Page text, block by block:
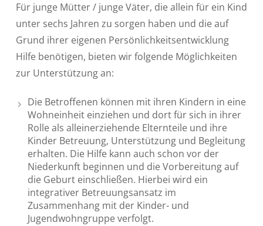
Für junge Mütter / junge Väter, die allein für ein Kind
unter sechs Jahren zu sorgen haben und die auf
Grund ihrer eigenen Persönlichkeitsentwicklung
Hilfe benötigen, bieten wir folgende Möglichkeiten
zur Unterstützung an:
Die Betroffenen können mit ihren Kindern in eine
Wohneinheit einziehen und dort für sich in ihrer
Rolle als alleinerziehende Elternteile und ihre
Kinder Betreuung, Unterstützung und Begleitung
erhalten. Die Hilfe kann auch schon vor der
Niederkunft beginnen und die Vorbereitung auf
die Geburt einschließen. Hierbei wird ein
integrativer Betreuungsansatz im
Zusammenhang mit der Kinder- und
Jugendwohngruppe verfolgt.